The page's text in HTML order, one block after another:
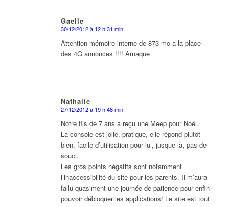
Gaelle
dit
30/12/2012 à 12 h 31 min
Attention mémoire interne de 873 mo a la place
des 4G annonces !!!! Arnaque
Nathalie
dit
27/12/2012 à 19 h 48 min
Notre fils de 7 ans a reçu une Meep pour Noël.
La console est jolie, pratique, elle répond plutôt
bien, facile d’utilisation pour lui, jusque là, pas de
souci.
Les gros points négatifs sont notamment
l’inaccessibilité du site pour les parents. Il m’aura
fallu quasiment une journée de patience pour enfin
pouvoir débloquer les applications! Le site est tout